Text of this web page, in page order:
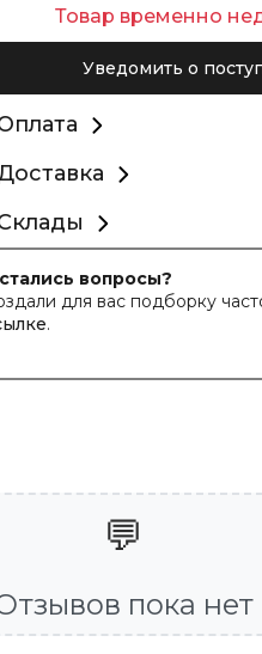
Товар временно
Уведомить о
вопросы?
для вас подборку
.
💬
пока нет